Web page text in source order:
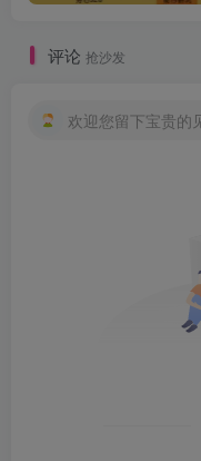
评论 抢沙发
欢迎您留下宝贵的